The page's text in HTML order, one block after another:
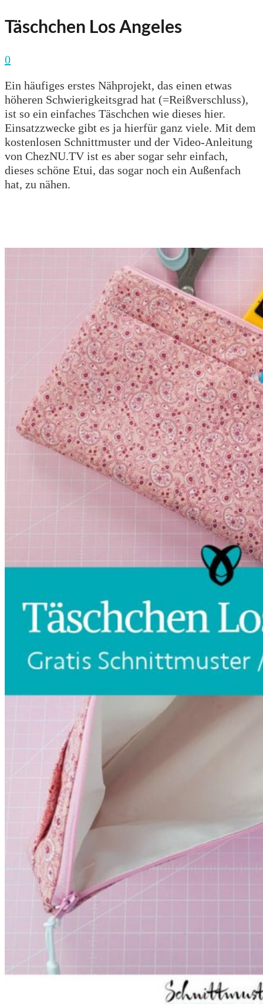
Täschchen Los Angeles
0
Ein häufiges erstes Nähprojekt, das einen etwas
höheren Schwierigkeitsgrad hat (=Reißverschluss),
ist so ein einfaches Täschchen wie dieses hier.
Einsatzzwecke gibt es ja hierfür ganz viele. Mit dem
kostenlosen Schnittmuster und der Video-Anleitung
von ChezNU.TV ist es aber sogar sehr einfach,
dieses schöne Etui, das sogar noch ein Außenfach
hat, zu nähen.